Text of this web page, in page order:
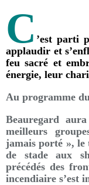
C ’est parti
applaudir et
feu sacré et
énergie, leur
Au programme
Beauregard
meilleurs
jamais porté », le
de stade aux
précédés des
incendiaire s’est